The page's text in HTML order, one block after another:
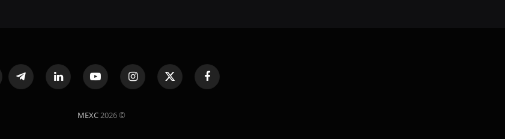
فيسبوك
X
(Twitter)
الانستغرام يوتيوب لينكدإن تيلقرام
© 2026
MEXC